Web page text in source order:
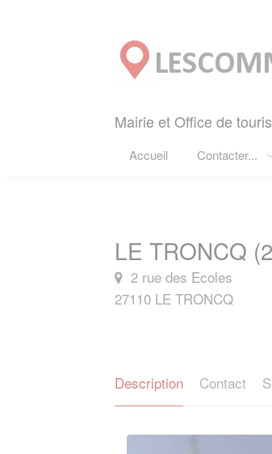
Mairie et Office de
Accueil Contacter...
LE TRONCQ
2 rue des Ecoles
27110 LE TRONCQ
Description Contact